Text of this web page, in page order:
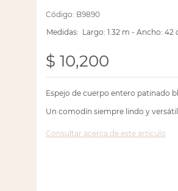
Código: B9890
Medidas: Largo: 1.32 m - Ancho: 42
$ 10,200
Espejo de cuerpo entero patinado
Un comodín siempre lindo y versátil.
Consultar acerca de este articulo